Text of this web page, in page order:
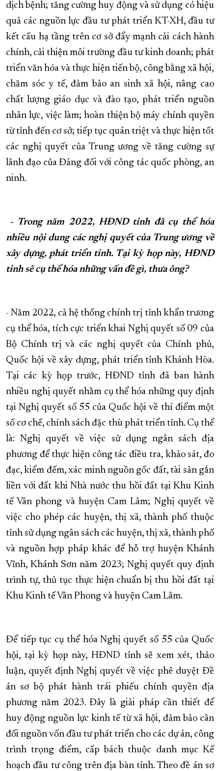
dịch bệnh; tăng cường huy động và sử dụng có hiệu
quả các nguồn lực đầu tư phát triển KT-XH, đầu tư
kết cấu hạ tầng trên cơ sở đẩy mạnh cải cách hành
chính, cải thiện môi trường đầu tư kinh doanh; phát
triển văn hóa và thực hiện tiến bộ, công bằng xã hội,
chăm sóc y tế, đảm bảo an sinh xã hội, nâng cao
chất lượng giáo dục và đào tạo, phát triển nguồn
nhân lực, việc làm; hoàn thiện bộ máy chính quyền
từ tỉnh đến cơ sở; tiếp tục quán triệt và thực hiện tốt
các nghị quyết của Trung ương về tăng cường sự
lãnh đạo của Đảng đối với công tác quốc phòng, an
ninh.
- Trong năm 2022, HĐND tỉnh đã cụ thể hóa
nhiều nội dung các nghị quyết của Trung ương về
xây dựng, phát triển tỉnh. Tại kỳ họp này, HĐND
tỉnh sẽ cụ thể hóa những vấn đề gì, thưa ông?
- Năm 2022, cả hệ thống chính trị tỉnh khẩn trương
cụ thể hóa, tích cực triển khai Nghị quyết số 09 của
Bộ Chính trị và các nghị quyết của Chính phủ,
Quốc hội về xây dựng, phát triển tỉnh Khánh Hòa.
Tại các kỳ họp trước, HĐND tỉnh đã ban hành
nhiều nghị quyết nhằm cụ thể hóa những quy định
tại Nghị quyết số 55 của Quốc hội về thí điểm một
số cơ chế, chính sách đặc thù phát triển tỉnh. Cụ thể
là: Nghị quyết về việc sử dụng ngân sách địa
phương để thực hiện công tác điều tra, khảo sát, đo
đạc, kiểm đếm, xác minh nguồn gốc đất, tài sản gắn
liền với đất khi Nhà nước thu hồi đất tại Khu Kinh
tế Vân phong và huyện Cam Lâm; Nghị quyết về
việc cho phép các huyện, thị xã, thành phố thuộc
tỉnh sử dụng ngân sách các huyện, thị xã, thành phố
và nguồn hợp pháp khác để hỗ trợ huyện Khánh
Vĩnh, Khánh Sơn năm 2023; Nghị quyết quy định
trình tự, thủ tục thực hiện chuẩn bị thu hồi đất tại
Khu Kinh tế Vân Phong và huyện Cam Lâm.
Để tiếp tục cụ thể hóa Nghị quyết số 55 của Quốc
hội, tại kỳ họp này, HĐND tỉnh sẽ xem xét, thảo
luận, quyết định Nghị quyết về việc phê duyệt Đề
án sơ bộ phát hành trái phiếu chính quyền địa
phương năm 2023. Đây là giải pháp cần thiết để
huy động nguồn lực kinh tế từ xã hội, đảm bảo cân
đối nguồn vốn đầu tư phát triển cho các dự án, công
trình trọng điểm, cấp bách thuộc danh mục Kế
hoạch đầu tư công trên địa bàn tỉnh. Theo đề án sơ